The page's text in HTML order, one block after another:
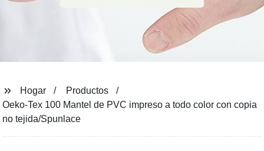
Hogar
Productos
Oeko-Tex 100 Mantel de PVC impreso a todo color con copia
no tejida/Spunlace